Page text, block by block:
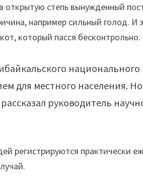
открытую степь вынужденный
например сильный голод. И
который пасся бесконтрольно.
национального
для местного населения.
руководитель
регистрируются практически